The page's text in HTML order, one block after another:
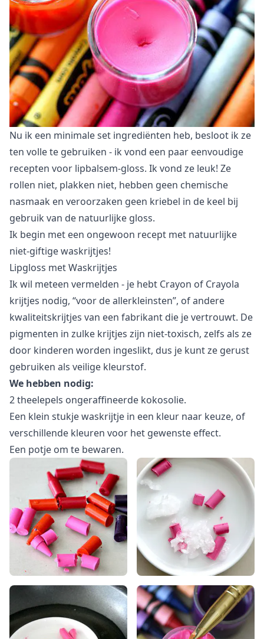
Nu ik een minimale set ingrediënten heb, besloot ik ze
ten volle te gebruiken - ik vond een paar eenvoudige
recepten voor lipbalsem-gloss. Ik vond ze leuk! Ze
rollen niet, plakken niet, hebben geen chemische
nasmaak en veroorzaken geen kriebel in de keel bij
gebruik van de natuurlijke gloss.
Ik begin met een ongewoon recept met natuurlijke
niet-giftige waskrijtjes!
Lipgloss met Waskrijtjes
Ik wil meteen vermelden - je hebt Crayon of Crayola
krijtjes nodig, “voor de allerkleinsten”, of andere
kwaliteitskrijtjes van een fabrikant die je vertrouwt. De
pigmenten in zulke krijtjes zijn niet-toxisch, zelfs als ze
door kinderen worden ingeslikt, dus je kunt ze gerust
gebruiken als veilige kleurstof.
We hebben nodig:
2 theelepels ongeraffineerde kokosolie.
Een klein stukje waskrijtje in een kleur naar keuze, of
verschillende kleuren voor het gewenste effect.
Een potje om te bewaren.